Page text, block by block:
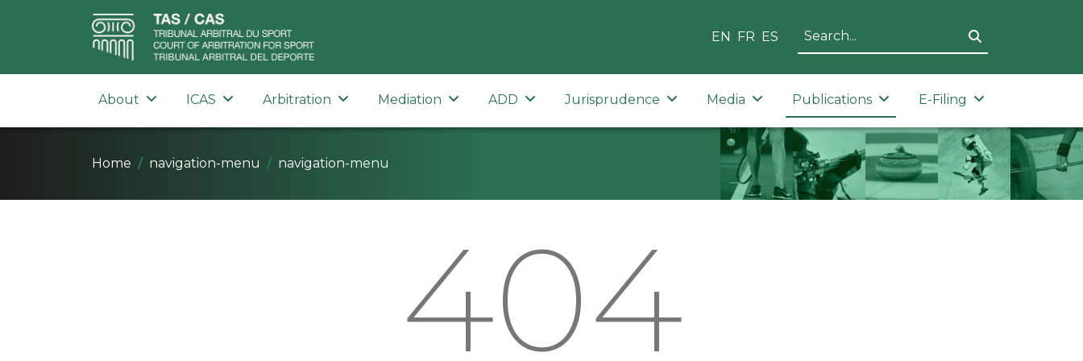
EN FR ES
About ICAS Arbitration Mediation ADD Jurisprudence Media Publications E-Filing
Home navigation-menu navigation-menu
404